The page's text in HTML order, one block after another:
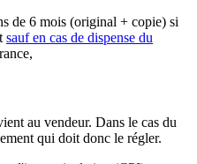
de 6 mois (original + copie) si
sauf en cas de dispense du
au vendeur. Dans le cas du
qui doit donc le régler.